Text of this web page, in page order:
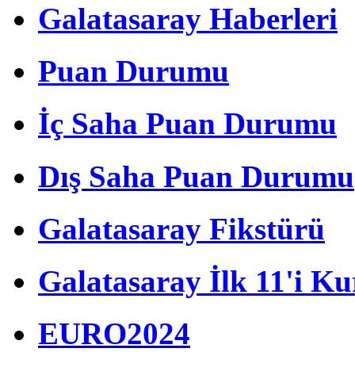
Galatasaray Haberleri
Puan Durumu
İç Saha Puan Durumu
Dış Saha Puan Durumu
Galatasaray Fikstürü
Galatasaray İlk 11'i
EURO2024